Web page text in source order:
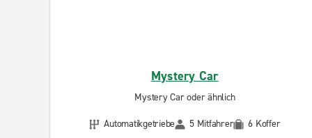
Mystery Car
Mystery Car oder ähnlich
Automatikgetriebe
5 Mitfahrer 6 Koffer